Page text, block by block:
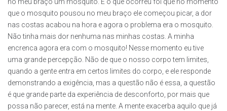
no meu braço um mosquito. E o que ocorreu foi que no momento
que o mosquito pousou no meu braço ele começou picar, a dor
nas costas acabou na hora e agora o problema era o mosquito.
Não tinha mais dor nenhuma nas minhas costas. A minha
encrenca agora era com o mosquito! Nesse momento eu tive
uma grande percepção. Não de que o nosso corpo tem limites,
quando a gente entra em certos limites do corpo, e ele responde
demonstrando a exigência, mas a questão não é essa, a questão
é que grande parte da experiência de desconforto, por mais que
possa não parecer, está na mente. A mente exacerba aquilo que já